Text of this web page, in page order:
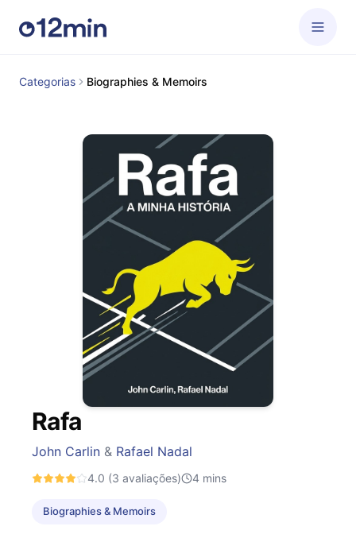
Categorias Biographies & Memoirs
Rafa
John Carlin & Rafael Nadal
4.0 (3 avaliações) 4 mins
Biographies & Memoirs